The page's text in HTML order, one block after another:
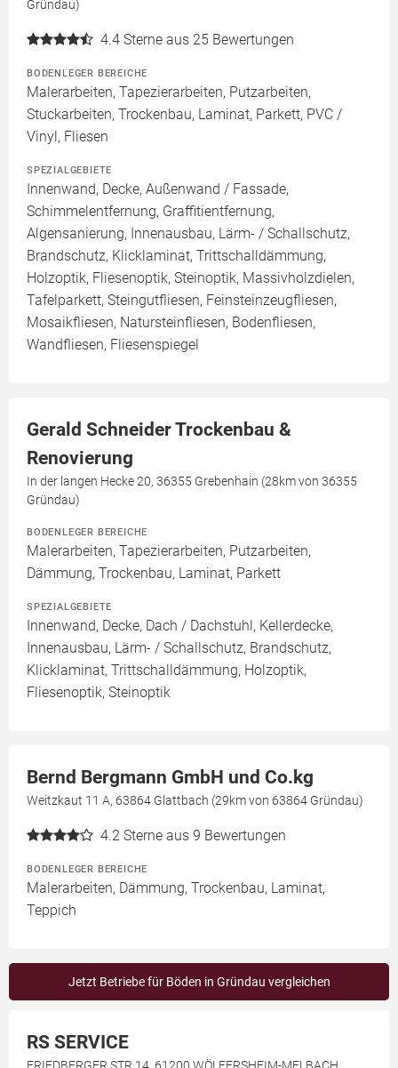
Gründau)
4.4 Sterne aus 25 Bewertungen
BODENLEGER BEREICHE
Malerarbeiten, Tapezierarbeiten, Putzarbeiten,
Stuckarbeiten, Trockenbau, Laminat, Parkett, PVC /
Vinyl, Fliesen
SPEZIALGEBIETE
Innenwand, Decke, Außenwand / Fassade,
Schimmelentfernung, Graffitientfernung,
Algensanierung, Innenausbau, Lärm- / Schallschutz,
Brandschutz, Klicklaminat, Trittschalldämmung,
Holzoptik, Fliesenoptik, Steinoptik, Massivholzdielen,
Tafelparkett, Steingutfliesen, Feinsteinzeugfliesen,
Mosaikfliesen, Natursteinfliesen, Bodenfliesen,
Wandfliesen, Fliesenspiegel
Gerald Schneider Trockenbau &
Renovierung
In der langen Hecke 20, 36355 Grebenhain (28km von 36355
Gründau)
BODENLEGER BEREICHE
Malerarbeiten, Tapezierarbeiten, Putzarbeiten,
Dämmung, Trockenbau, Laminat, Parkett
SPEZIALGEBIETE
Innenwand, Decke, Dach / Dachstuhl, Kellerdecke,
Innenausbau, Lärm- / Schallschutz, Brandschutz,
Klicklaminat, Trittschalldämmung, Holzoptik,
Fliesenoptik, Steinoptik
Bernd Bergmann GmbH und Co.kg
Weitzkaut 11 A, 63864 Glattbach (29km von 63864 Gründau)
4.2 Sterne aus 9 Bewertungen
BODENLEGER BEREICHE
Malerarbeiten, Dämmung, Trockenbau, Laminat,
Teppich
Jetzt Betriebe für Böden in Gründau vergleichen
RS SERVICE